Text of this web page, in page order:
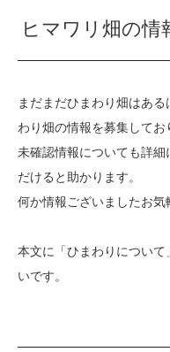
ヒマワリ畑の情
まだまだひまわり畑はあ
わり畑の情報を募集してお
未確認情報についても詳
だけると助かります。
何か情報ございましたお気
本文に「ひまわりについ
いです。